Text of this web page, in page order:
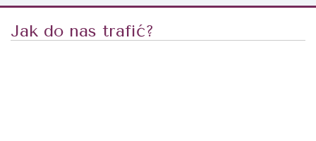
Jak do nas trafić?